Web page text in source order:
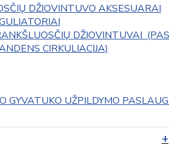
DŽIOVINTUVO AKSESUARAI
DŽIOVINTUVAI
CIRKULIACIJA)
GYVATUKO UŽPILDYMO